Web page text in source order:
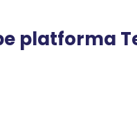
platforma